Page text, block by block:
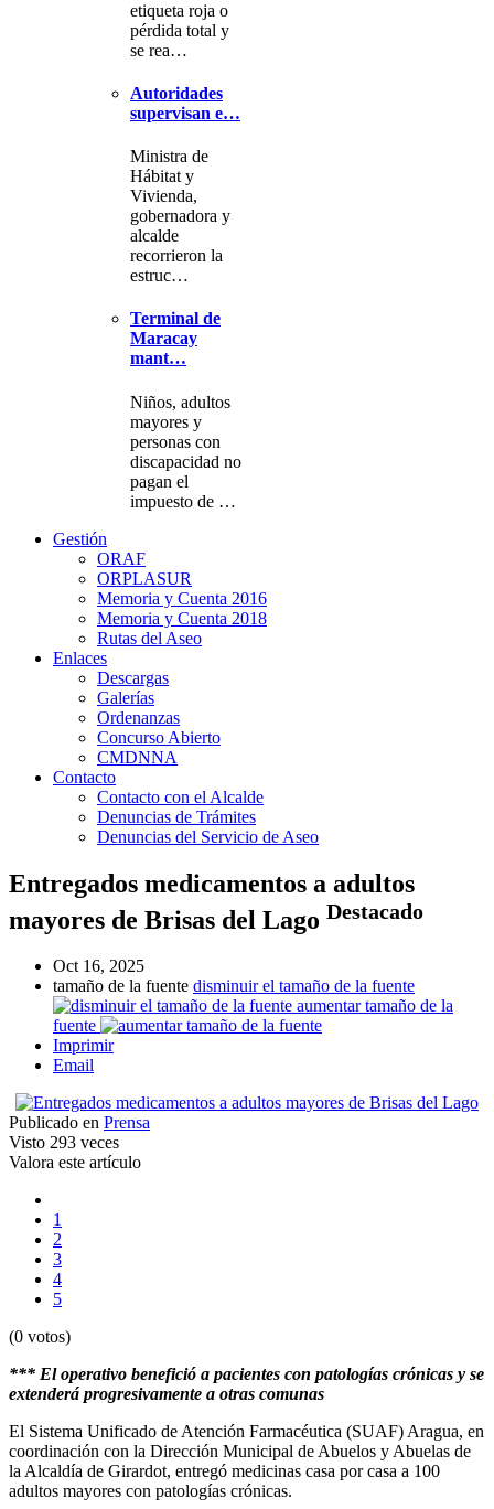
etiqueta roja o
pérdida total y
se rea…
Autoridades
supervisan e…
Ministra de
Hábitat y
Vivienda,
gobernadora y
alcalde
recorrieron la
estruc…
Terminal de
Maracay
mant…
Niños, adultos
mayores y
personas con
discapacidad no
pagan el
impuesto de …
Gestión
ORAF
ORPLASUR
Memoria y Cuenta 2016
Memoria y Cuenta 2018
Rutas del Aseo
Enlaces
Descargas
Galerías
Ordenanzas
Concurso Abierto
CMDNNA
Contacto
Contacto con el Alcalde
Denuncias de Trámites
Denuncias del Servicio de Aseo
Entregados medicamentos a adultos
mayores de Brisas del Lago Destacado
Oct 16, 2025
tamaño de la fuente disminuir el tamaño de la fuente
aumentar tamaño de la
fuente
Imprimir
Email
Publicado en Prensa
Visto 293 veces
Valora este artículo
1
2
3
4
5
(0 votos)
*** El operativo benefició a pacientes con patologías crónicas y se
extenderá progresivamente a otras comunas
El Sistema Unificado de Atención Farmacéutica (SUAF) Aragua, en
coordinación con la Dirección Municipal de Abuelos y Abuelas de
la Alcaldía de Girardot, entregó medicinas casa por casa a 100
adultos mayores con patologías crónicas.